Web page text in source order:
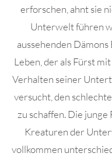
erforschen, ahnt sie
Unterwelt führen
aussehenden Dämons
Leben, der als Fürst
Verhalten seiner
versucht, den
zu schaffen. Die
Kreaturen der
vollkommen